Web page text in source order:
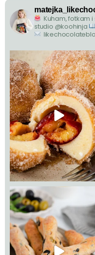
Kuham, fotkam
studio @koohinja